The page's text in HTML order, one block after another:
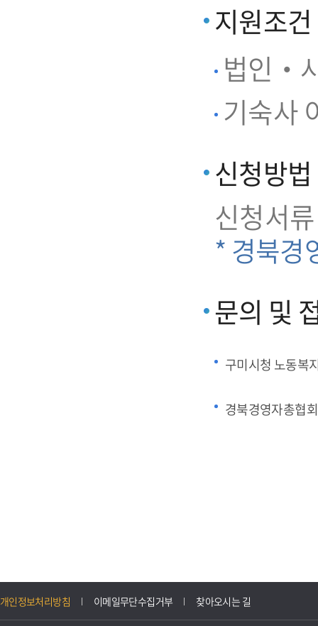
지원조건
법인‧
기숙사
신청방법
신청서
* 경북경
문의 및
구미시청 노동복
경북경영자총협
개인정보처리방침 이메일무단수집거부 찾아오시는 길